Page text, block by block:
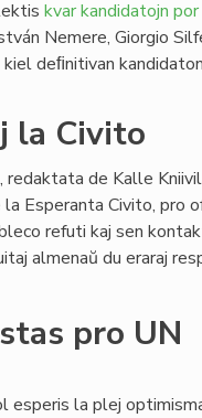
kvar kandidatojn
Nemere, Giorgio
deﬁnitivan
la Civito
redaktata de Kalle
Esperanta Civito, pro
refuti kaj sen
almenaŭ du eraraj
pro UN
esperis la plej